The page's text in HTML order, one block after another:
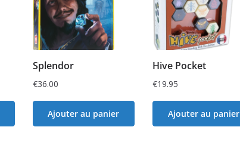
Splendor
€36.00
Ajouter au panier
Hive Pocket
€19.95
Ajouter au panier